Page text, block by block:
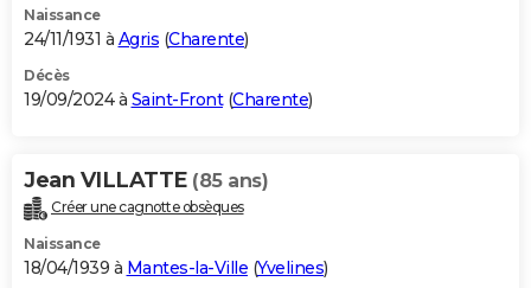
Naissance
24/11/1931 à Agris (Charente)
Décès
19/09/2024 à Saint-Front(Charente)
Jean VILLATTE (85 ans)
Créer une cagnotte obsèques
Naissance
18/04/1939 à Mantes-la-Ville (Yvelines)